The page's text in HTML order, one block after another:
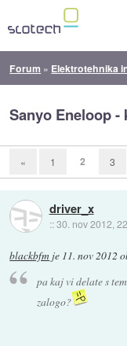
Forum » Elektrotehnika
Sanyo Eneloop -
« 1 2 3
driver_x
::30. nov 2012,
blackbfm je 11. nov 2012
pa kaj vi delate s
zalogo?